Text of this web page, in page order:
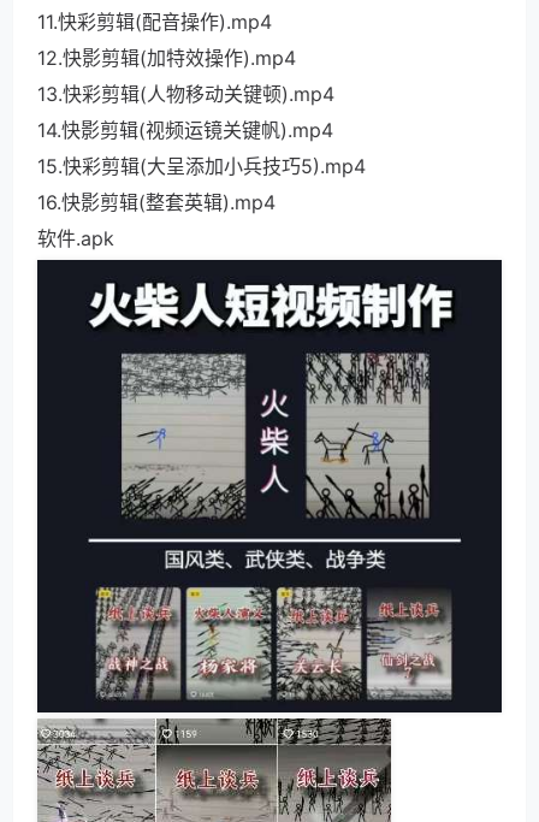
11.快彩剪辑(配音操作).mp4
12.快影剪辑(加特效操作).mp4
13.快彩剪辑(人物移动关键顿).mp4
14.快影剪辑(视频运镜关键帆).mp4
15.快彩剪辑(大呈添加小兵技巧5).mp4
16.快影剪辑(整套英辑).mp4
软件.apk